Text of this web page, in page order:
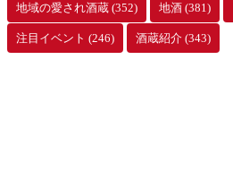
地域の愛され酒蔵 (352) 地酒 (381)
注目イベント (246) 酒蔵紹介 (343)